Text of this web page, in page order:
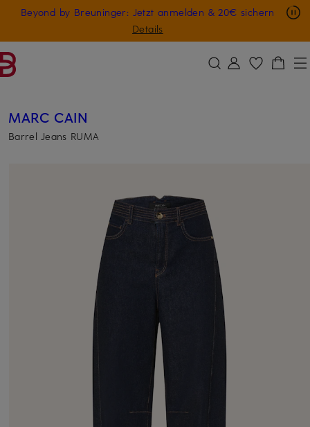
ZUM HAUPTINHALT ÜBERSPRINGEN
Beyond by Breuninger: Jetzt anmelden & 20€ sichern
Details
Nur in der App: -10 € auf digitale Geschenkkarten
GESCHENK20
MARC CAIN
Barrel Jeans RUMA